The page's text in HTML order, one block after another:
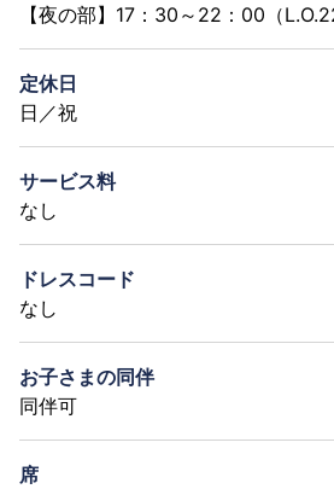
【夜の部】17：30～22：00（
定休日
日／祝
サービス料
なし
ドレスコード
なし
お子さまの同伴
同伴可
席